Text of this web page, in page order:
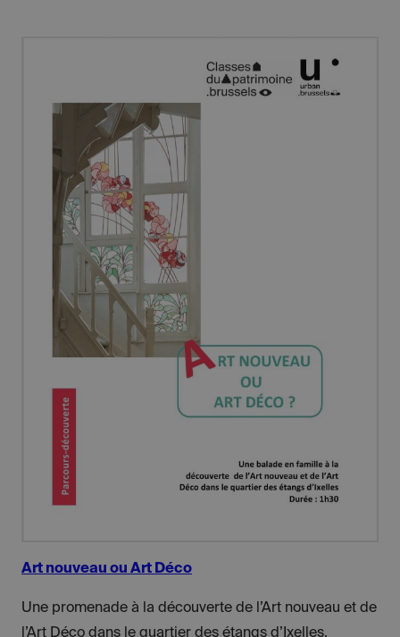
Art nouveau ou Art Déco
Une promenade à la découverte de l’Art nouveau et de
l’Art Déco dans le quartier des étangs d’Ixelles.